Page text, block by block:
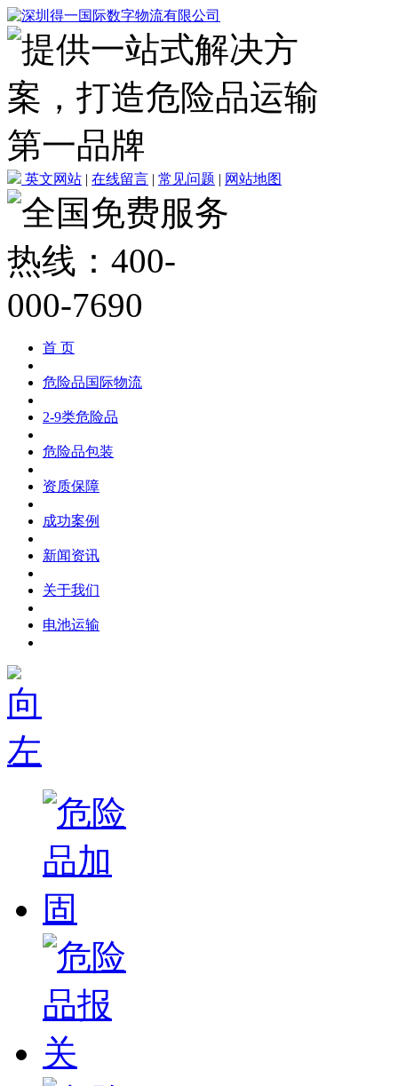
英文网站 | 在线留言 | 常见问题 | 网站地图
首 页
危险品国际物流
2-9类危险品
危险品包装
资质保障
成功案例
新闻资讯
关于我们
电池运输